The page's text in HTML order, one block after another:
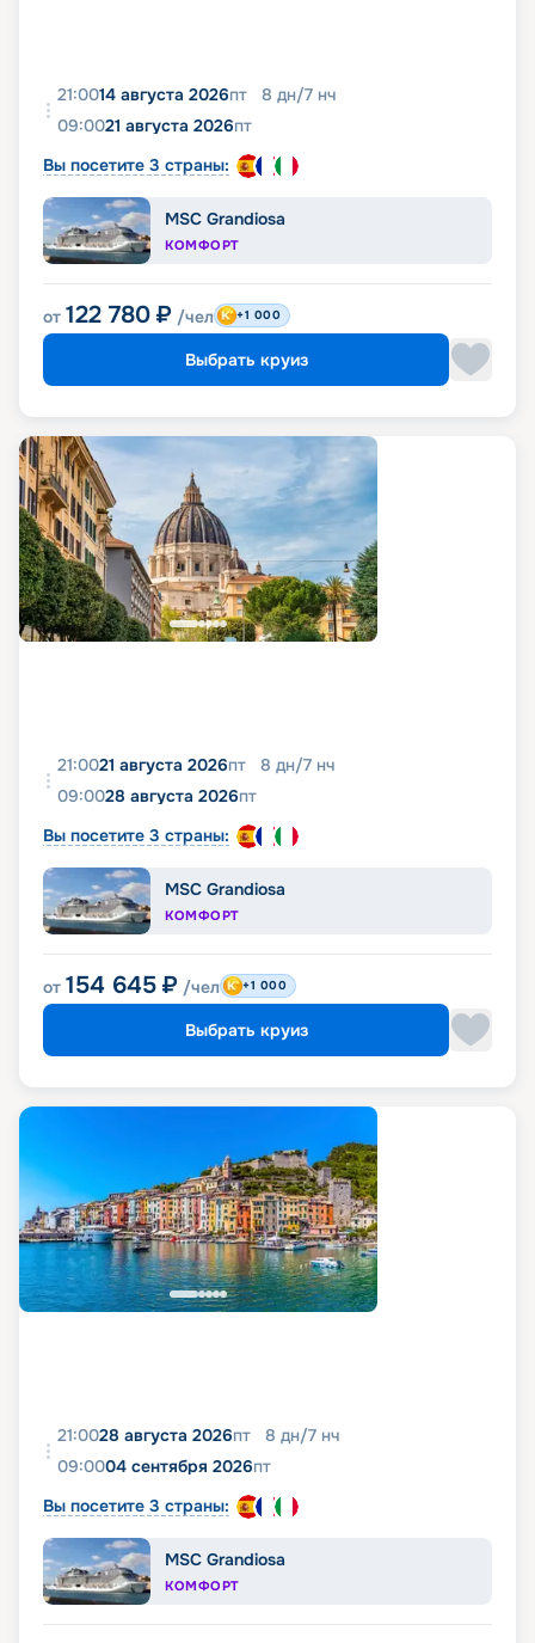
21:0014 августа 2026пт 8 дн/7 нч
09:0021 августа 2026пт
Вы посетите 3 страны:
MSC Grandiosa
КОМФОРТ
от 122 780 ₽ /чел +1 000
Выбрать круиз
21:0021 августа 2026пт 8 дн/7 нч
09:0028 августа 2026пт
Вы посетите 3 страны:
MSC Grandiosa
КОМФОРТ
от 154 645 ₽ /чел +1 000
Выбрать круиз
21:0028 августа 2026пт 8 дн/7 нч
09:0004 сентября 2026пт
Вы посетите 3 страны:
MSC Grandiosa
КОМФОРТ